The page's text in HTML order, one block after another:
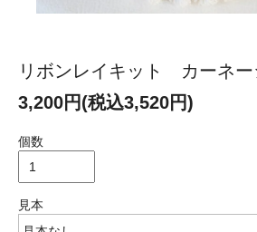
リボンレイキット カーネー
3,200円(税込3,520円)
個数
見本